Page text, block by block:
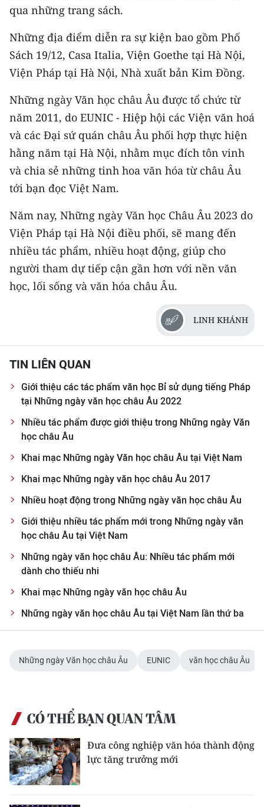
TIN ĐỊA PHƯƠNG
Trung du và miền núi phía Bắc
Đồng bằng sông Hồng
Bắc Trung Bộ
Duyên hải Nam Trung Bộ và Tây
Nguyên
Đồng bằng sông Cửu Long
Chuyên trang Hà Nội
Chuyên trang TP. Hồ Chí Minh
VỀ BÁO NHÂN DÂN
THỜI NAY
NHÂN DÂN CUỐI TUẦN
NHÂN DÂN HẰNG THÁNG
MUA BÁO
ENGLISH
FRANÇAIS
ESPAÑOL
qua những trang sách.
Những địa điểm diễn ra sự kiện bao gồm Phố
Sách 19/12, Casa Italia, Viện Goethe tại Hà Nội,
Viện Pháp tại Hà Nội, Nhà xuất bản Kim Đồng.
Những ngày Văn học châu Âu được tổ chức từ
năm 2011, do EUNIC - Hiệp hội các Viện văn hoá
và các Đại sứ quán châu Âu phối hợp thực hiện
hằng năm tại Hà Nội, nhằm mục đích tôn vinh
và chia sẻ những tinh hoa văn hóa từ châu Âu
tới bạn đọc Việt Nam.
Năm nay, Những ngày Văn học Châu Âu 2023 do
Viện Pháp tại Hà Nội điều phối, sẽ mang đến
nhiều tác phẩm, nhiều hoạt động, giúp cho
người tham dự tiếp cận gần hơn với nền văn
học, lối sống và văn hóa châu Âu.
LINH KHÁNH
TIN LIÊN QUAN
Giới thiệu các tác phẩm văn học Bỉ sử dụng tiếng Pháp
tại Những ngày văn học châu Âu 2022
Nhiều tác phẩm được giới thiệu trong Những ngày Văn
học châu Âu
Khai mạc Những ngày Văn học châu Âu tại Việt Nam
Khai mạc Những ngày văn học châu Âu 2017
Nhiều hoạt động trong Những ngày văn học châu Âu
Giới thiệu nhiều tác phẩm mới trong Những ngày văn
học châu Âu tại Việt Nam
Những ngày văn học châu Âu: Nhiều tác phẩm mới
dành cho thiếu nhi
Khai mạc Những ngày văn học châu Âu
Những ngày văn học châu Âu tại Việt Nam lần thứ ba
Những ngày Văn học châu Âu EUNIC văn học châu Âu
CÓ THỂ BẠN QUAN TÂM
Đưa công nghiệp văn hóa thành động
lực tăng trưởng mới